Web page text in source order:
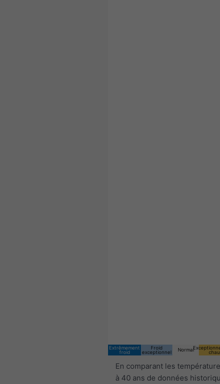
Extrêmement
froid
Froid
exceptionnel
Normal
En comparant les
à 40 ans de données